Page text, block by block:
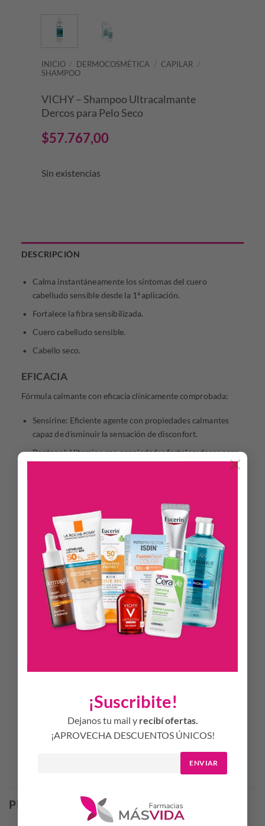
¡Suscribite!
Dejanos tu mail y recibí ofertas.
¡APROVECHA DESCUENTOS ÚNICOS!
ENVIAR
×
INICIO / DERMOCOSMÉTICA / CAPILAR /
SHAMPOO
VICHY – Shampoo Ultracalmante
Dercos para Pelo Seco
$57.767,00
Sin existencias
DESCRIPCIÓN
Calma instantáneamente los síntomas del cuero
cabelludo sensible desde la 1ª aplicación.
Fortalece la fibra sensibilizada.
Cuero cabelludo sensible.
Cabello seco.
EFICACIA
Fórmula calmante con eficacia clínicamente comprobada:
Sensirine: Eficiente agente con propiedades calmantes
capaz de disminuir la sensación de disconfort.
Pantenol: Vitamina con propiedades fortalecedoras para
un cabello más suave, brillante y fácil de peinar.
lipídico para un cuero cabelludo limpio y sano.
Alivia los síntomas del cuero cabelludo sensible desde la
primera aplicación. Fortalece la fibra sensibilizada.
APLICACIÓN
Aplicar sobre el cabello mojado, masajear suavemente el
cuero cabelludo y dejar actuar durante 1 minuto.
Posteriormente enjuagar. Se recomienda repetir
aplicación. Se puede utilizar de forma diaria
Productos Relacionados
PRODUCTOS RELACIONADOS